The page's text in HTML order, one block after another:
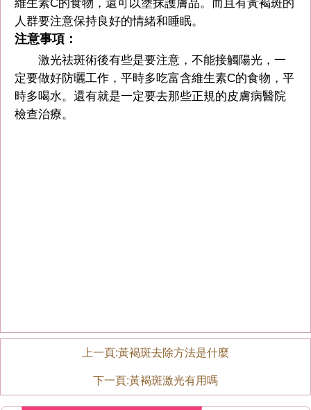
維生素C的食物，還可以塗抹護膚品。而且有黃褐斑的
人群要注意保持良好的情緒和睡眠。
注意事項：
激光祛斑術後有些是要注意，不能接觸陽光，一
定要做好防曬工作，平時多吃富含維生素C的食物，平
時多喝水。還有就是一定要去那些正規的皮膚病醫院
檢查治療。
上一頁:黃褐斑去除方法是什麼
下一頁:黃褐斑激光有用嗎